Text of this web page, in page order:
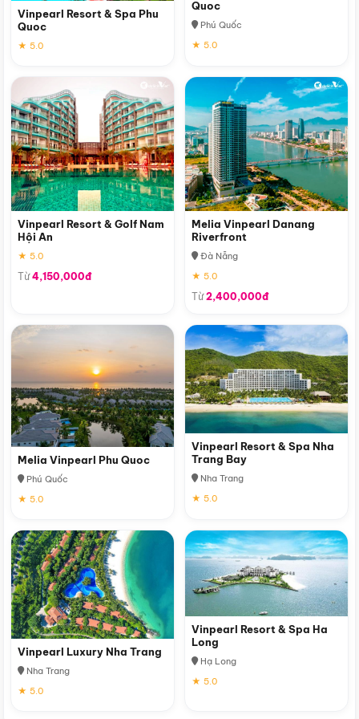
Vinpearl Resort & Spa Phu
Quoc
★ 5.0
Quoc
Phú Quốc
★ 5.0
Vinpearl Resort & Golf Nam
Hội An
★ 5.0
Từ4,150,000đ
Melia Vinpearl Danang
Riverfront
Đà Nẵng
★ 5.0
Từ2,400,000đ
Melia Vinpearl Phu Quoc
Phú Quốc
★ 5.0
Vinpearl Resort & Spa Nha
Trang Bay
Nha Trang
★ 5.0
Vinpearl Luxury Nha Trang
Nha Trang
★ 5.0
Vinpearl Resort & Spa Ha
Long
Hạ Long
★ 5.0